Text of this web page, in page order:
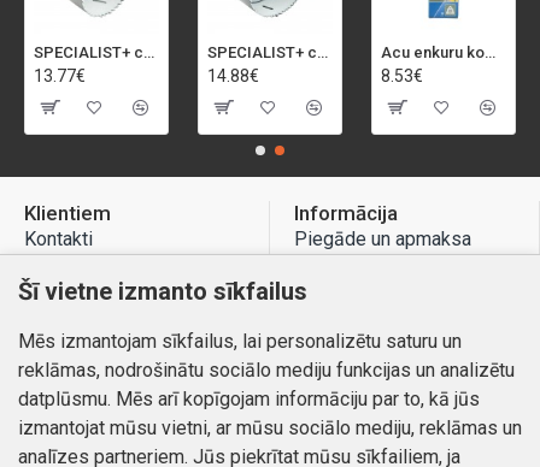
SPECIALIST+ caurumu zāģis BI-METAL, 92 mm
13.77€
SPECIALIST+ caurumu zāģis BI-METAL, 98 mm
14.88€
Acu enkuru komplekts, 3-13 mm, Rapid, 12 gab.
8.53€
Klientiem
Kontakti
Preču atgriešana
Mans profils
Pasūtījumi
Informācija
Piegāde un apmaksa
Atteikuma tiesības
Kontakti
Šī vietne izmanto sīkfailus
Mēs izmantojam sīkfailus, lai personalizētu saturu un
reklāmas, nodrošinātu sociālo mediju funkcijas un analizētu
datplūsmu. Mēs arī kopīgojam informāciju par to, kā jūs
izmantojat mūsu vietni, ar mūsu sociālo mediju, reklāmas un
analīzes partneriem. Jūs piekrītat mūsu sīkfailiem, ja